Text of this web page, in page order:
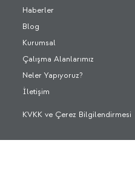
Haberler
Blog
Kurumsal
Çalışma Alanlarımız
Neler Yapıyoruz?
İletişim
KVKK ve Çerez Bilgilendirmesi